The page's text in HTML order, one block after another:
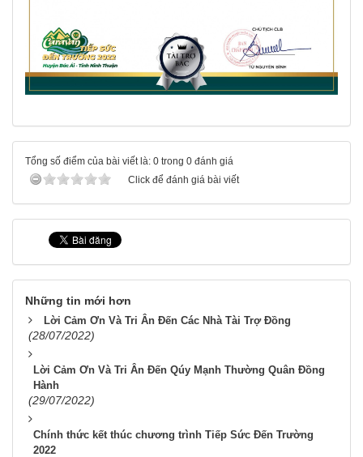
Tổng số điểm của bài viết là: 0 trong 0 đánh giá
Click để đánh giá bài viết
Những tin mới hơn
Lời Cảm Ơn Và Tri Ân Đến Các Nhà Tài Trợ Đồng
(28/07/2022)
Lời Cảm Ơn Và Tri Ân Đến Qúy Mạnh Thường Quân Đồng
Hành
(29/07/2022)
Chính thức kết thúc chương trình Tiếp Sức Đến Trường
2022